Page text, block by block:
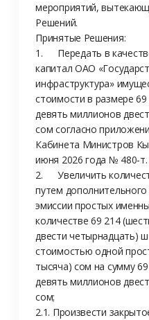
мероприятий,
Решений.
Принятые Решения:
1.	Передать в качестве вклада в уставный
капитал ОАО
инфраструктура»
стоимости в размере
девять миллионов
сом согласно
Кабинета Министров
июня 2026 года № 480-т.
2.	Увеличить количество обращаемых акций
путем
эмиссии простых
количестве 69 214
двести четырнадцать)
стоимостью одной
тысяча) сом на сумму
девять миллионов
сом;
2.1. Произвести